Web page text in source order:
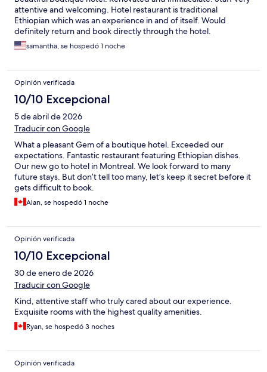
attentive and welcoming. Hotel restaurant is traditional
Ethiopian which was an experience in and of itself. Would
definitely return and book directly through the hotel.
samantha, se hospedó 1 noche
Opinión verificada
10/10 Excepcional
5 de abril de 2026
Traducir con Google
What a pleasant Gem of a boutique hotel. Exceeded our
expectations. Fantastic restaurant featuring Ethiopian dishes.
Our new go to hotel in Montreal. We look forward to many
future stays. But don’t tell too many, let’s keep it secret before it
gets difficult to book.
Alan, se hospedó 1 noche
Opinión verificada
10/10 Excepcional
30 de enero de 2026
Traducir con Google
Kind, attentive staff who truly cared about our experience.
Exquisite rooms with the highest quality amenities.
Ryan, se hospedó 3 noches
Opinión verificada